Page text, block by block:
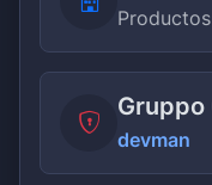
Gruppo
devman